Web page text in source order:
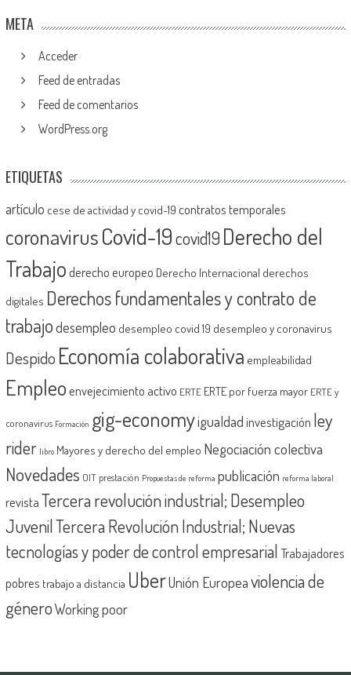
META
Acceder
Feed de entradas
Feed de comentarios
WordPress.org
ETIQUETAS
artículo cese de actividad y covid-19 contratos temporales
coronavirusCovid-19covid19 Derecho del
Trabajoderecho europeo Derecho Internacional derechos
digitales Derechos fundamentales y contrato de
trabajodesempleo desempleo covid 19 desempleo y coronavirus
Despido Economía colaborativa empleabilidad
Empleoenvejecimiento activo ERTE ERTE por fuerza mayor ERTE y
coronavirus Formación gig-economyigualdadinvestigación ley
rider libro Mayores y derecho del empleo Negociación colectiva
Novedades OIT prestación Propuestas de reforma publicación reforma laboral
revistaTercera revolución industrial; Desempleo
JuvenilTercera Revolución Industrial; Nuevas
tecnologías y poder de control empresarial Trabajadores
pobres trabajo a distancia UberUnión Europeaviolencia de
géneroWorking poor